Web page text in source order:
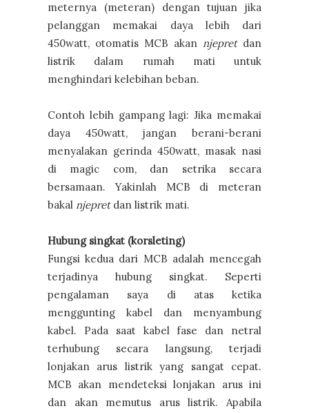
meternya (meteran) dengan tujuan jika
pelanggan memakai daya lebih dari
450watt, otomatis MCB akan njepretdan
listrik dalam rumah mati untuk
menghindari kelebihan beban.
Contoh lebih gampang lagi: Jika memakai
daya 450watt, jangan berani-berani
menyalakan gerinda 450watt, masak nasi
di magic com, dan setrika secara
bersamaan. Yakinlah MCB di meteran
bakal njepretdan listrik mati.
Hubung singkat (korsleting)
Fungsi kedua dari MCB adalah mencegah
terjadinya hubung singkat. Seperti
pengalaman saya di atas ketika
menggunting kabel dan menyambung
kabel. Pada saat kabel fase dan netral
terhubung secara langsung, terjadi
lonjakan arus listrik yang sangat cepat.
MCB akan mendeteksi lonjakan arus ini
dan akan memutus arus listrik. Apabila